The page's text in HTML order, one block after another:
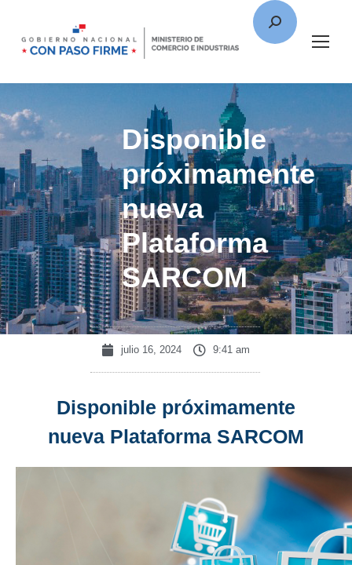
Disponible
próximamente
nueva
Plataforma
SARCOM
julio 16, 2024 9:41 am
Disponible próximamente
nueva Plataforma SARCOM